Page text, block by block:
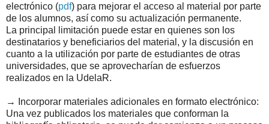
electrónico (pdf) para mejorar el acceso al material por parte
de los alumnos, así como su actualización permanente.
La principal limitación puede estar en quienes son los
destinatarios y beneficiarios del material, y la discusión en
cuanto a la utilización por parte de estudiantes de otras
universidades, que se aprovecharían de esfuerzos
realizados en la UdelaR.
→ Incorporar materiales adicionales en formato electrónico:
Una vez publicados los materiales que conforman la